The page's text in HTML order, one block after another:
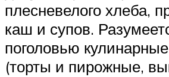
плесневелого хлеба,
каш и супов.
поголовью
(торты и пирожные,